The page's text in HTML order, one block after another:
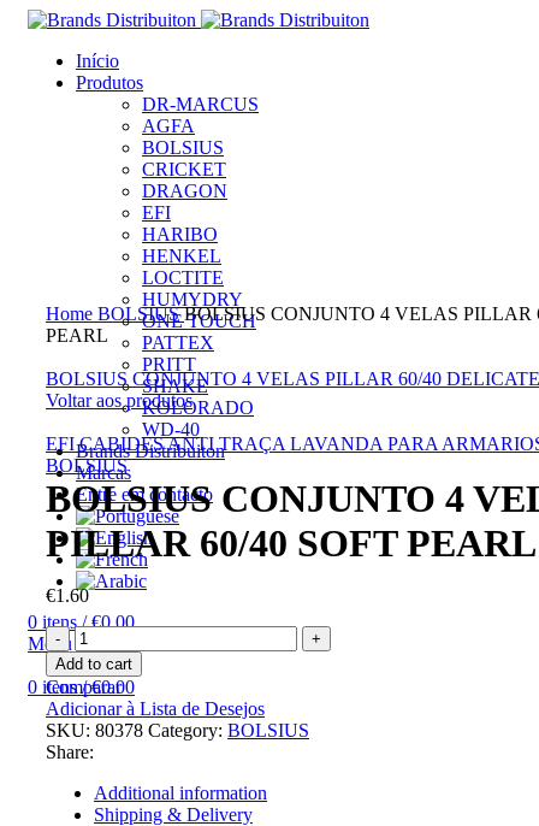
Início
Produtos
DR-MARCUS
AGFA
BOLSIUS
CRICKET
DRAGON
EFI
HARIBO
HENKEL
LOCTITE
HUMYDRY
ONE TOUCH
PATTEX
PRITT
SHAKE
KOLORADO
WD-40
Brands Distribuiton
Marcas
Entre em contacto
0 itens / €0.00
Menu
0 itens / €0.00
Clique para ampliar
Home BOLSIUSBOLSIUS CONJUNTO 4 VELAS PILLAR
PEARL
BOLSIUS CONJUNTO 4 VELAS PILLAR 60/40
Voltar aos produtos
EFI CABIDES ANTI TRAÇA LAVANDA PARA
BOLSIUS
BOLSIUS CONJUNTO 4
PILLAR 60/40 SOFT PEARL
€1.60
BOLSIUS
CONJUNTO
4
VELAS
PILLAR
60/40
SOFT
PEARL
quantity
Add to cart
Comparar
Adicionar à Lista de Desejos
SKU: 80378 Category: BOLSIUS
Share:
Additional information
Shipping & Delivery